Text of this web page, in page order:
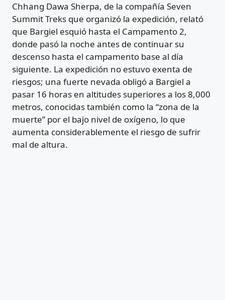
Chhang Dawa Sherpa, de la compañía Seven
Summit Treks que organizó la expedición, relató
que Bargiel esquió hasta el Campamento 2,
donde pasó la noche antes de continuar su
descenso hasta el campamento base al día
siguiente. La expedición no estuvo exenta de
riesgos; una fuerte nevada obligó a Bargiel a
pasar 16 horas en altitudes superiores a los 8,000
metros, conocidas también como la “zona de la
muerte” por el bajo nivel de oxígeno, lo que
aumenta considerablemente el riesgo de sufrir
mal de altura.